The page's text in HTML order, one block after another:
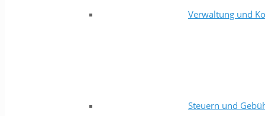
Verwaltung und
Steuern und